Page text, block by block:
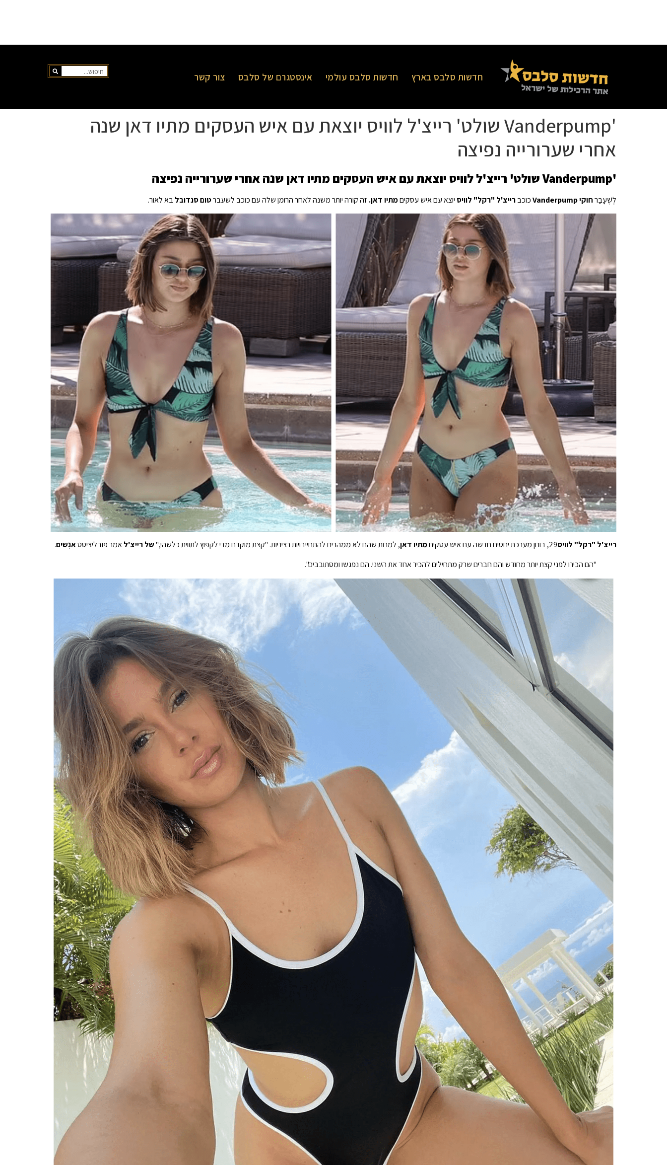
חדשות סלבס בארץ חדשות סלבס עולמי אינסטגרם של סלבס צור קשר
'Vanderpump שולט' רייצ'ל לוויס יוצאת עם איש העסקים מתיו דאן שנה
אחרי שערורייה נפיצה
'Vanderpump שולט' רייצ'ל לוויס יוצאת עם איש העסקים מתיו דאן שנה אחרי שערורייה נפיצה
לְשֶׁעָבַרחוקי Vanderpump כוכברייצ'ל "רקל" לוויס יוצא עם איש עסקיםמתיו דאן. זה קורה יותר משנה לאחר הרומן שלה עם כוכב לשעברטום סנדובלבא לאור.
רייצ'ל "רקל" לוויס29, בוחן מערכת יחסים חדשה עם איש עסקים מתיודאן, למרות שהם לא ממהרים להתחייבויות רציניות. "קצת מוקדם מדי לקפוץ לתווית כלשהי,"של רייצ'לאמר פובליציסטאֲנָשִׁים.
"הם הכירו לפני קצת יותר מחודש והם חברים שרק מתחילים להכיר אחד את השני. הם נפגשו ומסתובבים".